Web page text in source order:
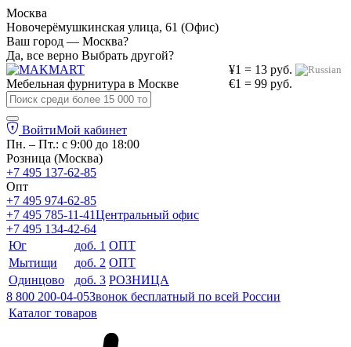
Москва
Новочерёмушкинская улица, 61 (Офис)
Ваш город — Москва?
Да, все верно Выбрать другой?
¥1 = 13 руб.
€1 = 99 руб.
Мебельная фурнитура в Москве
ВойтиМой кабинет
Пн. – Пт.: с 9:00 до 18:00
Розница (Москва)
+7 495 137-62-85
Опт
+7 495 974-62-85
+7 495 785-11-41Центральный офис
+7 495 134-42-64
Юг
доб. 1 ОПТ
Мытищи
доб. 2 ОПТ
Одинцово
доб. 3 РОЗНИЦА
8 800 200-04-05Звонок бесплатный по всей России
Каталог товаров